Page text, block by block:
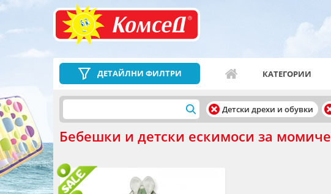
ДЕТАЙЛНИ ФИЛТРИ КАТЕГОРИИ
Детски дрехи и обувки
Бебешки и детски ескимоси за момиче